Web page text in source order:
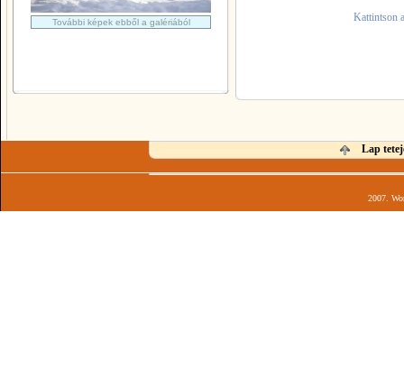
További képek ebből a galériából Kattintson
Lap
2007.